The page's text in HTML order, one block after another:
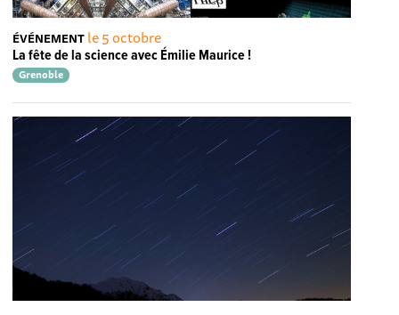
ÉVÉNEMENT le 5 octobre
La fête de la science avec Émilie Maurice !
Grenoble